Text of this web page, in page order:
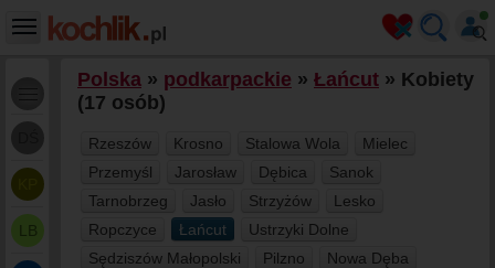
LB
Polska » podkarpackie » Łańcut » Kobiety
(17 osób)
Rzeszów Krosno Stalowa Wola
Mielec
Przemyśl
Jarosław Dębica
Sanok
Tarnobrzeg
Jasło Strzyżów
Lesko
Ropczyce
Łańcut
Ustrzyki Dolne
Sędziszów Małopolski
Pilzno
Nowa Dęba